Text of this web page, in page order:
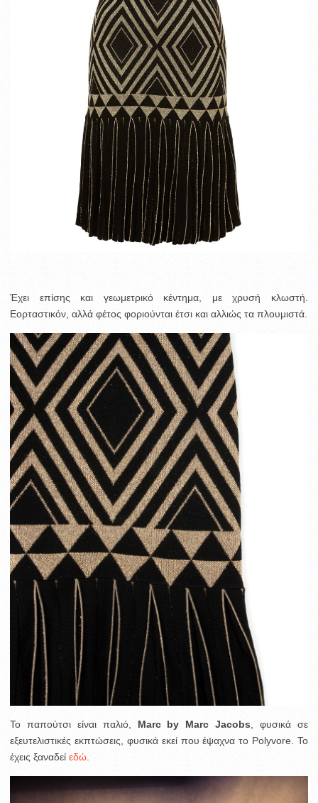
Έχει επίσης και γεωμετρικό κέντημα, με χρυσή κλωστή.
Εορταστικόν, αλλά φέτος φοριούνται έτσι και αλλιώς τα πλουμιστά.
Το παπούτσι είναι παλιό, Marc by Marc Jacobs, φυσικά σε
εξευτελιστικές εκπτώσεις, φυσικά εκεί που έψαχνα το Polyvore. Το
έχεις ξαναδεί εδώ.